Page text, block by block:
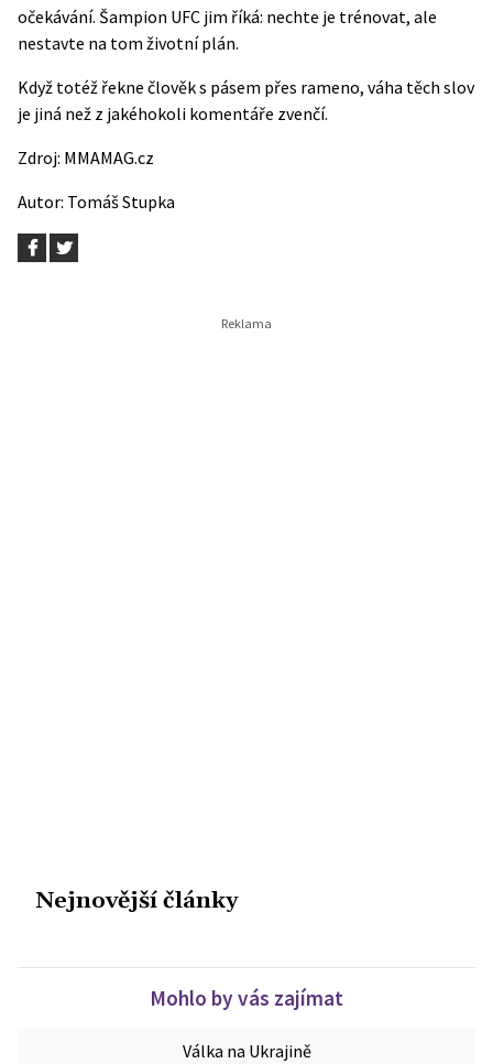
očekávání. Šampion UFC jim říká: nechte je trénovat, ale
nestavte na tom životní plán.
Když totéž řekne člověk s pásem přes rameno, váha těch slov
je jiná než z jakéhokoli komentáře zvenčí.
Zdroj: MMAMAG.cz
Autor: Tomáš Stupka
Nejnovější články
Mohlo by vás zajímat
Válka na Ukrajině